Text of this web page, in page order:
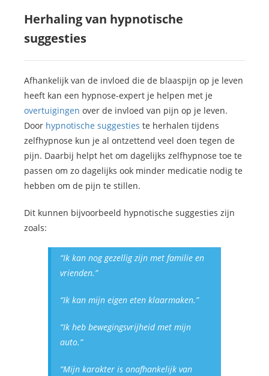
Herhaling van hypnotische
suggesties
Afhankelijk van de invloed die de blaaspijn op je leven
heeft kan een hypnose-expert je helpen met je
overtuigingen over de invloed van pijn op je leven.
Door hypnotische suggesties te herhalen tijdens
zelfhypnose kun je al ontzettend veel doen tegen de
pijn. Daarbij helpt het om dagelijks zelfhypnose toe te
passen om zo dagelijks ook minder medicatie nodig te
hebben om de pijn te stillen.
Dit kunnen bijvoorbeeld hypnotische suggesties zijn
zoals:
“Ik kan nog gezellig zijn met familie en
vrienden.”
“Ik kan mijn eigen eten klaarmaken.”
“Ik heb bewegingsvrijheid met mijn
auto.”
“Mijn karakter is onafhankelijk van